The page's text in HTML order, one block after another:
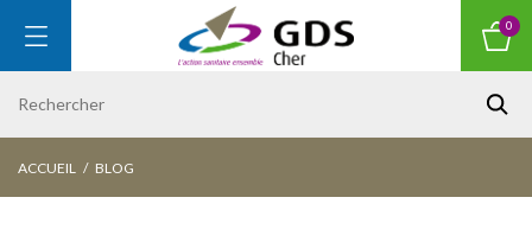
0
ACCUEIL BLOG